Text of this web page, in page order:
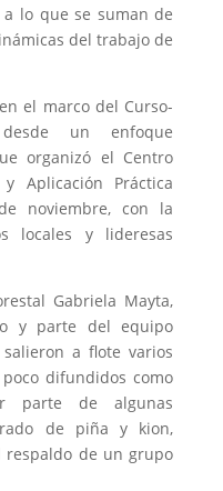
lo que se suman de
del trabajo de
el marco del Curso-
un enfoque
organizó el Centro
Aplicación Práctica
noviembre, con la
locales y lideresas
Gabriela Mayta,
y parte del equipo
a flote varios
difundidos como
parte de algunas
de piña y kion,
respaldo de un grupo